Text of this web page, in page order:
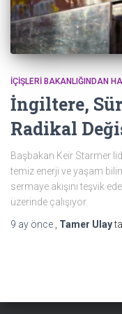
İÇIŞLERI BAKANLIĞINDAN
İngiltere,
Radikal
Başbakan Keir Starmer
temiz enerji ve yaşam
sermaye akışını teşvik
üzerinde çalışıyor.
9 ay önce Tamer Ulay